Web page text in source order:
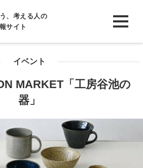
、考える人の
サイト
イベント
MARKET「工房谷池の
器」